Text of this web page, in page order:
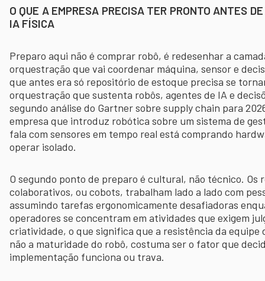
O QUE A EMPRESA PRECISA TER PRONTO ANTES
IA FÍSICA
Preparo aqui não é comprar robô, é redesenhar a
orquestração que vai coordenar máquina, sensor e
que antes era só repositório de estoque precisa se
orquestração que sustenta robôs, agentes de IA e
segundo análise do Gartner sobre supply chain para
empresa que introduz robótica sobre um sistema de
fala com sensores em tempo real está comprando
operar isolado.
O segundo ponto de preparo é cultural, não técnico. Os
colaborativos, ou cobots, trabalham lado a lado com
assumindo tarefas ergonomicamente desafiadoras
operadores se concentram em atividades que exigem
criatividade, o que significa que a resistência da equipe
não a maturidade do robô, costuma ser o fator que
implementação funciona ou trava.